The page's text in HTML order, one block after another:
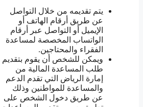
يتم تقديمه من خلال التواصل
عن طريق أرقام الهاتف أو
الإيميل أو التواصل عبر أرقام
الواتساب المخصصة لمساعدة
الفقراء والمحتاجين.
ويمكن للشخص أن يقوم بتقديم
طلب المساعدة المالية من
إمارة الرياض التي تقدم الدعم
والمساعدة للمواطنين وذلك
عن طريق دخول الشخص على